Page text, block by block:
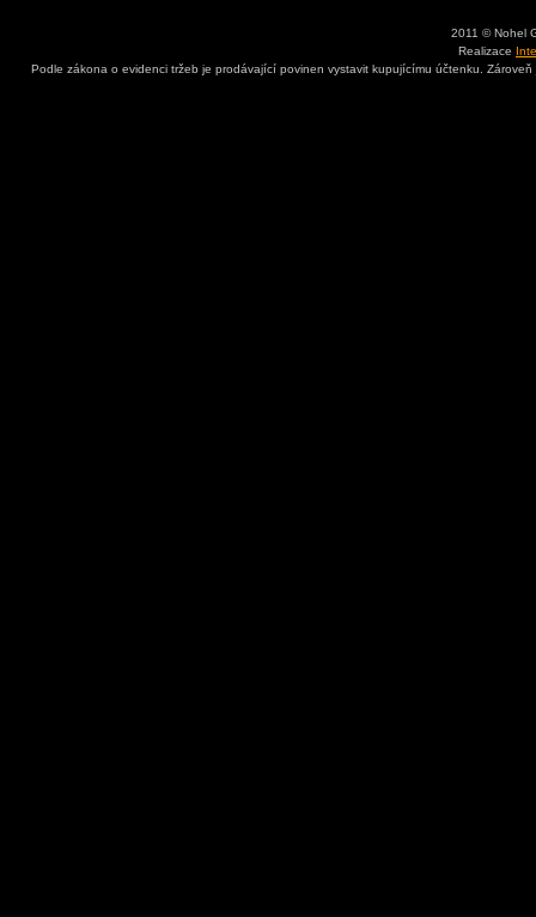
2011 © Nohel
Realizace
Podle zákona o evidenci tržeb je prodávající povinen vystavit kupujícímu účtenku.